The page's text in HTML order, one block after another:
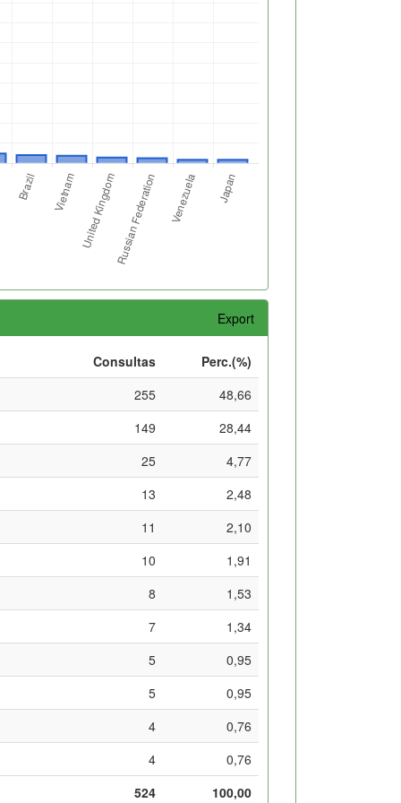
Export
Consultas
Perc.(%)
255
48,66
149
28,44
25
4,77
13
2,48
11
2,10
10
1,91
8
1,53
7
1,34
5
0,95
5
0,95
4
0,76
4
0,76
524
100,00